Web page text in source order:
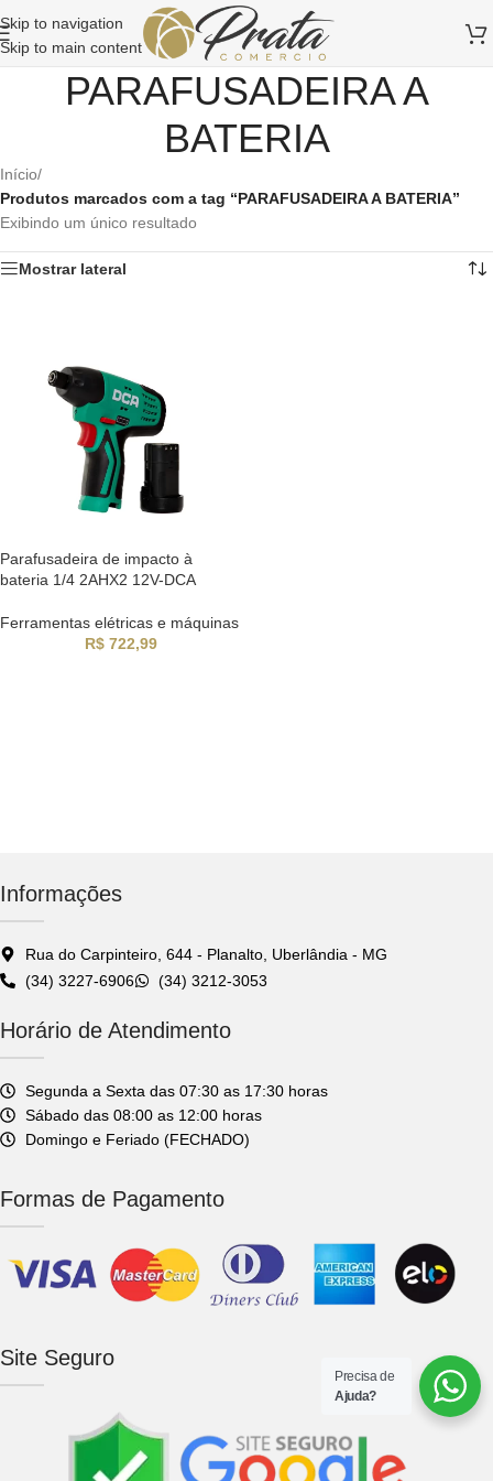
Skip to navigation
Skip to main content
PARAFUSADEIRA A
BATERIA
Início/
Produtos marcados com a tag “PARAFUSADEIRA A BATERIA”
Exibindo um único resultado
Mostrar lateral
Parafusadeira de impacto à
bateria 1/4 2AHX2 12V-DCA
Ferramentas elétricas e máquinas
R$722,99
Informações
Rua do Carpinteiro, 644 - Planalto, Uberlândia - MG
(34) 3227-6906
(34) 3212-3053
Horário de Atendimento
Segunda a Sexta das 07:30 as 17:30 horas
Sábado das 08:00 as 12:00 horas
Domingo e Feriado (FECHADO)
Formas de Pagamento
Site Seguro
Precisa de
Ajuda?